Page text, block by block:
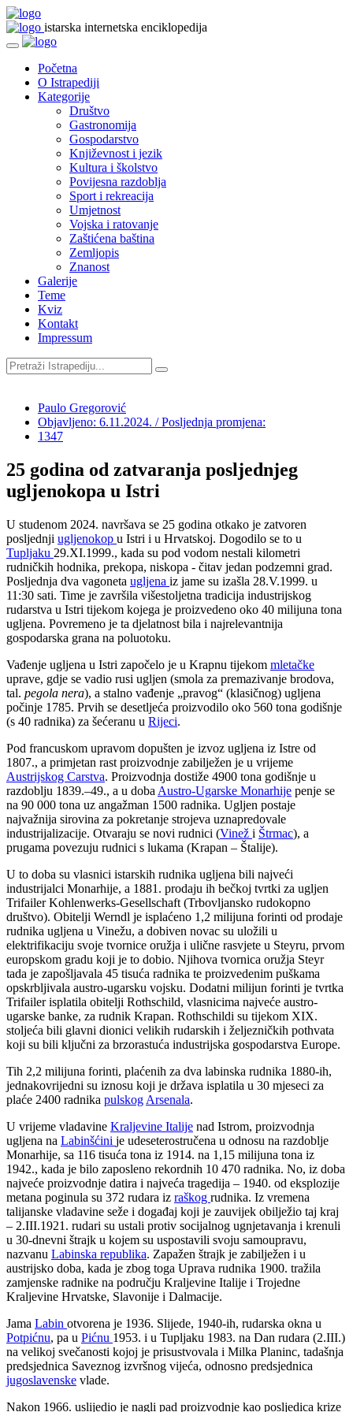
istarska internetska enciklopedija
Početna
O Istrapediji
Kategorije
Društvo
Gastronomija
Gospodarstvo
Književnost i jezik
Kultura i školstvo
Povijesna razdoblja
Sport i rekreacija
Umjetnost
Vojska i ratovanje
Zaštićena baština
Zemljopis
Znanost
Galerije
Teme
Kviz
Kontakt
Impressum
Paulo Gregorović
Objavljeno: 6.11.2024. / Posljednja promjena:
1347
25 godina od zatvaranja posljednjeg
ugljenokopa u Istri
U studenom 2024. navršava se 25 godina otkako je zatvoren
posljednji ugljenokop u Istri i u Hrvatskoj. Dogodilo se to u
Tupljaku 29.XI.1999., kada su pod vodom nestali kilometri
rudničkih hodnika, prekopa, niskopa - čitav jedan podzemni grad.
Posljednja dva vagoneta ugljena iz jame su izašla 28.V.1999. u
11 :30 sati. Time je završila višestoljetna tradicija industrijskog
rudarstva u Istri tijekom kojega je proizvedeno oko 40 milijuna tona
ugljena. Povremeno je ta djelatnost bila i najrelevantnija
gospodarska grana na poluotoku.
Vađenje ugljena u Istri započelo je u Krapnu tijekom mletačke
uprave, gdje se vadio rusi ugljen (smola za premazivanje brodova,
tal. pegola nera), a stalno vađenje „pravog“ (klasičnog) ugljena
počinje 1785. Prvih se desetljeća proizvodilo oko 560 tona godišnje
(s 40 radnika) za šećeranu u Rijeci.
Pod francuskom upravom dopušten je izvoz ugljena iz Istre od
1807., a primjetan rast proizvodnje zabilježen je u vrijeme
Austrijskog Carstva. Proizvodnja dostiže 4900 tona godišnje u
razdoblju 1839.–49., a u doba Austro-Ugarske Monarhije penje se
na 90 000 tona uz angažman 1500 radnika. Ugljen postaje
najvažnija sirovina za pokretanje strojeva uznapredovale
industrijalizacije. Otvaraju se novi rudnici (Vinež i Štrmac), a
prugama povezuju rudnici s lukama (Krapan – Štalije).
U to doba su vlasnici istarskih rudnika ugljena bili najveći
industrijalci Monarhije, a 1881. prodaju ih bečkoj tvrtki za ugljen
Trifailer Kohlenwerks-Gesellschaft (Trbovljansko rudokopno
društvo). Obitelji Werndl je isplaćeno 1,2 milijuna forinti od prodaje
rudnika ugljena u Vinežu, a dobiven novac su uložili u
elektrifikaciju svoje tvornice oružja i ulične rasvjete u Steyru, prvom
europskom gradu koji je to dobio. Njihova tvornica oružja Steyr
tada je zapošljavala 45 tisuća radnika te proizvedenim puškama
opskrbljivala austro-ugarsku vojsku. Dodatni milijun forinti je tvrtka
Trifailerisplatila obitelji Rothschild, vlasnicima najveće austro-
ugarske banke, za rudnik Krapan. Rothschildi su tijekom XIX.
stoljeća bili glavni dionici velikih rudarskih i željezničkih pothvata
koji su bili ključni za brzorastuća industrijska gospodarstva Europe.
Tih 2,2 milijuna forinti, plaćenih za dva labinska rudnika 1880-ih,
jednakovrijedni su iznosu koji je država isplatila u 30 mjeseci za
plaće 2400 radnika pulskog Arsenala.
U vrijeme vladavine Kraljevine Italije nad Istrom, proizvodnja
ugljena na Labinšćini je udeseterostručena u odnosu na razdoblje
Monarhije, sa 116 tisuća tona iz 1914. na 1,15 milijuna tona iz
1942., kada je bilo zaposleno rekordnih 10 470 radnika. No, iz doba
najveće proizvodnje datira i najveća tragedija – 1940. od eksplozije
metana poginula su 372 rudara iz raškog rudnika. Iz vremena
talijanske vladavine seže i događaj koji je zauvijek obilježio taj kraj
– 2.III.1921. rudari su ustali protiv socijalnog ugnjetavanja i krenuli
u 30-dnevni štrajk u kojem su uspostavili svoju samoupravu,
nazvanu Labinska republika. Zapažen štrajk je zabilježen i u
austrijsko doba, kada je zbog toga Uprava rudnika 1900. tražila
zamjenske radnike na području Kraljevine Italije i Trojedne
Kraljevine Hrvatske, Slavonije i Dalmacije.
Jama Labin otvorena je 1936. Slijede, 1940-ih, rudarska okna u
Potpićnu, pa u Pićnu 1953. i u Tupljaku 1983. na Dan rudara (2.III.)
na velikoj svečanosti kojoj je prisustvovala i Milka Planinc, tadašnja
predsjednica Saveznog izvršnog vijeća, odnosno predsjednica
jugoslavenske vlade.
Nakon 1966. uslijedio je nagli pad proizvodnje kao posljedica krize